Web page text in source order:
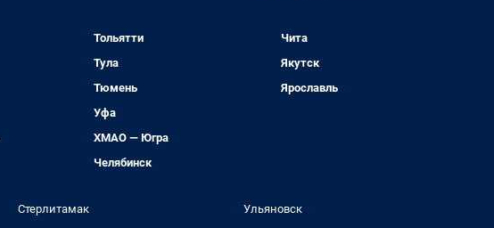
Тольятти
Тула
Тюмень
Уфа
ХМАО — Югра
Челябинск
Чита
Якутск
Ярославль
Стерлитамак
Ульяновск